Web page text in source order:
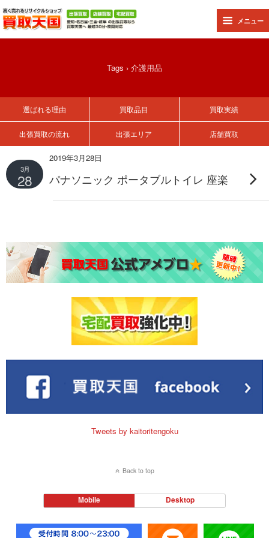
メニュー
Tags › 介護用品
選ばれる理由 買取品目 買取実績
出張買取の流れ 出張エリア 店舗買取
3月
28
2019年3月28日
パナソニック ポータブルトイレ 座楽
Tweets by kaitoritengoku
Back to top
Mobile Desktop